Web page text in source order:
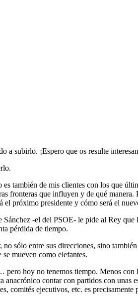
a subirlo. ¡Espero que os resulte
también de mis clientes con los que
fronteras que influyen y de qué manera.
próximo presidente y cómo será el
-el del PSOE- le pide al Rey que
pérdida de tiempo.
sólo entre sus direcciones, sino
mueven como elefantes.
pero hoy no tenemos tiempo. Menos con
contar con partidos con unas
comités ejecutivos, etc. es precisamente